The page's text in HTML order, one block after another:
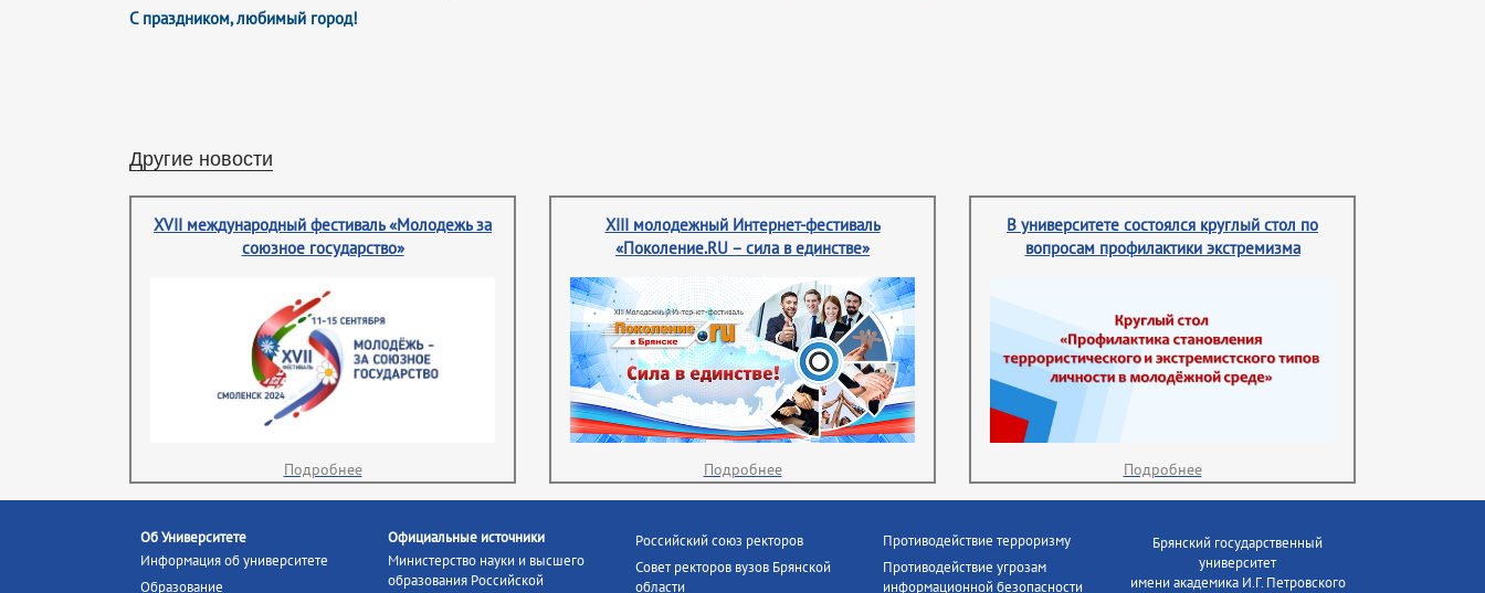
С праздником, любимый город!
Другие новости
XVII международный фестиваль «Молодежь за
союзное государство»
Подробнее
XIII молодежный Интернет-фестиваль
«Поколение.RU – сила в единстве»
Подробнее
В университете состоялся круглый стол по
вопросам профилактики экстремизма
Подробнее
Об Университете
Информация об университете
Образование
Официальные источники
Министерство науки и высшего
образования Российской
Российский союз ректоров
Совет ректоров вузов Брянской
области
Противодействие терроризму
Противодействие угрозам
информационной безопасности
Брянский государственный
университет
имени академика И.Г. Петровского